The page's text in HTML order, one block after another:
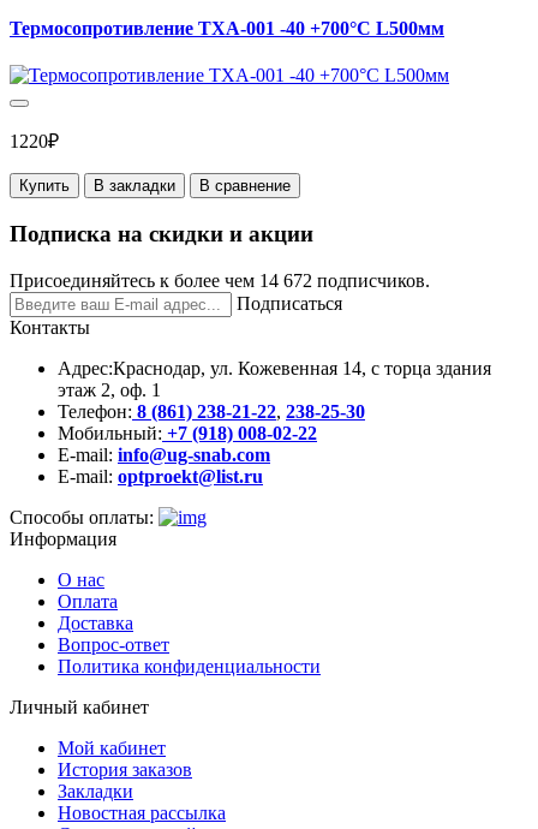
Термосопротивление ТХА-001 -40 +700°С L500мм
1220₽
Купить В закладки В сравнение
Подписка на скидки и акции
Присоединяйтесь к более чем 14 672 подписчиков.
Подписаться
Контакты
Адрес:Краснодар, ул. Кожевенная 14, с торца здания
этаж 2, оф. 1
Телефон: 8 (861) 238-21-22, 238-25-30
Мобильный: +7 (918) 008-02-22
E-mail: info@ug-snab.com
E-mail: optproekt@list.ru
Способы оплаты:
Информация
О нас
Оплата
Доставка
Вопрос-ответ
Политика конфиденциальности
Личный кабинет
Мой кабинет
История заказов
Закладки
Новостная рассылка